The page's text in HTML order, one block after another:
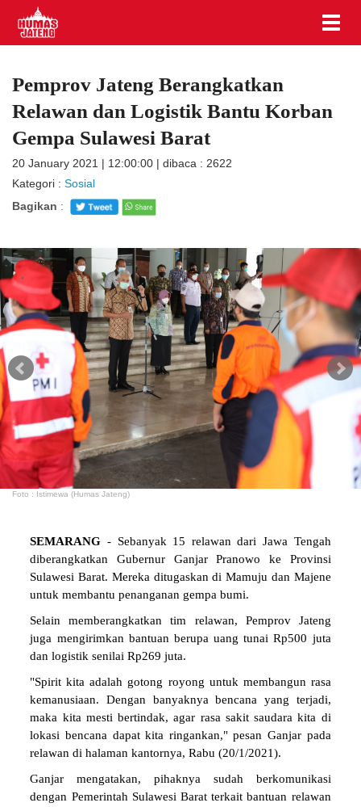
Pemprov Jateng Berangkatkan
Relawan dan Logistik Bantu Korban
Gempa Sulawesi Barat
20 January 2021 | 12:00:00 | dibaca : 2622
Kategori : Sosial
Bagikan :
Foto : Istimewa (Humas Jateng)
SEMARANG - Sebanyak 15 relawan dari Jawa Tengah
diberangkatkan Gubernur Ganjar Pranowo ke Provinsi
Sulawesi Barat. Mereka ditugaskan di Mamuju dan Majene
untuk membantu penanganan gempa bumi.
Selain memberangkatkan tim relawan, Pemprov Jateng
juga mengirimkan bantuan berupa uang tunai Rp500 juta
dan logistik senilai Rp269 juta.
"Spirit kita adalah gotong royong untuk membangun rasa
kemanusiaan. Dengan banyaknya bencana yang terjadi,
maka kita mesti bertindak, agar rasa sakit saudara kita di
lokasi bencana dapat kita ringankan," pesan Ganjar pada
relawan di halaman kantornya, Rabu (20/1/2021).
Ganjar mengatakan, pihaknya sudah berkomunikasi
dengan Pemerintah Sulawesi Barat terkait bantuan relawan